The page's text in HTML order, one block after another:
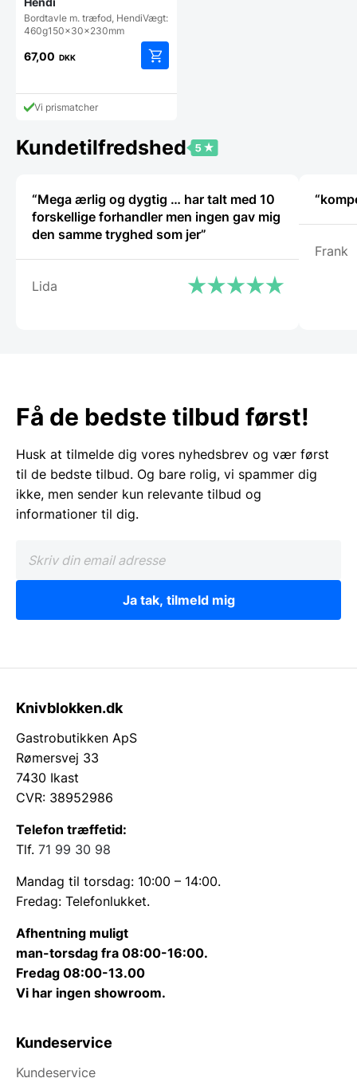
Bordtavle m. træfod, HendiVægt:
460g150x30x230mm
67,00 DKK
Vi prismatcher
Kundetilfredshed
“Mega ærlig og dygtig … har talt med 10
forskellige forhandler men ingen gav mig
den samme tryghed som jer”
Lida
Frank
Få de bedste tilbud først!
Husk at tilmelde dig vores nyhedsbrev og vær først
til de bedste tilbud. Og bare rolig, vi spammer dig
ikke, men sender kun relevante tilbud og
informationer til dig.
Ja tak, tilmeld mig
Knivblokken.dk
Gastrobutikken ApS
Rømersvej 33
7430 Ikast
CVR: 38952986
Telefon træffetid:
Tlf. 71 99 30 98
Mandag til torsdag: 10:00 – 14:00.
Fredag: Telefonlukket.
Afhentning muligt
man-torsdag fra 08:00-16:00.
Fredag 08:00-13.00
Vi har ingen showroom.
Kundeservice
Kundeservice